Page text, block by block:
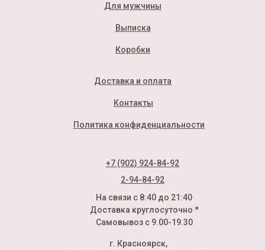
Для мужчины
Выписка
Коробки
На связи с 8:40 до 21:40
Доставка круглосуточно *
Самовывоз с 9.00-19.30
г. Красноярск,
Политика конфиденциальности
Доставка и оплата
Контакты
+7 (902) 924-84-92
2-94-84-92